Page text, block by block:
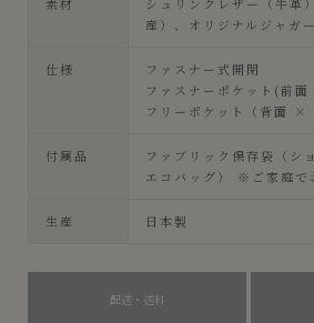
素材
シュリンクレザー（牛革
産）、オリジナルジャガ
仕様
ファスナー式開閉
ファスナーポケット(前
フリーポケット（背面 ×
付属品
ファブリック保存袋（シ
エコバッグ） ※ご家庭で
生産 日本製
配送・送料